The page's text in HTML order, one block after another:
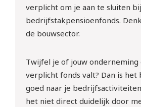
verplicht om je aan te sluiten
bedrijfstakpensioenfonds.
de bouwsector.
Twijfel je of jouw onderneming
verplicht fonds valt? Dan is het
goed naar je
het niet direct duidelijk door